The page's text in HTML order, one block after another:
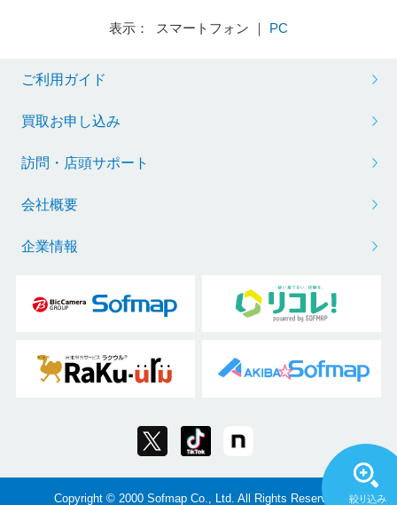
表示： スマートフォン ｜ PC
ご利用ガイド
買取お申し込み
訪問・店頭サポート
会社概要
企業情報
Copyright © 2000 Sofmap Co., Ltd. All Rights Reserved.